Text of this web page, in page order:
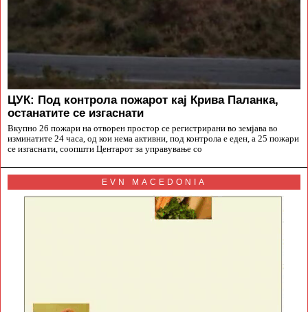
ЦУК: Под контрола пожарот кај Крива Паланка,
останатите се изгаснати
Вкупно 26 пожари на отворен простор се регистрирани во земјава во
изминатите 24 часа, од кои нема активни, под контрола е еден, а 25 пожари
се изгаснати, соопшти Центарот за управување со
EVN MACEDONIA